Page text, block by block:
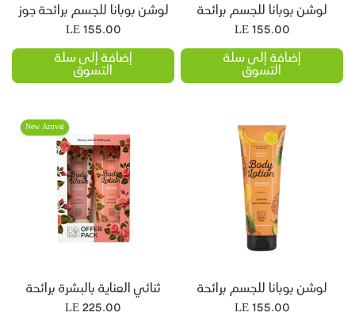
لوشن بوبانا للجسم برائحة
الورود البرية
LE 155.00
إضافة إلى سلة
التسوق
لوشن بوبانا للجسم برائحة جوز
الهند
LE 155.00
إضافة إلى سلة
التسوق
لوشن بوبانا للجسم برائحة
الفواكه الإستوائية
LE 155.00
ثنائي العناية بالبشرة برائحة
الورود البرية
LE 225.00
New Arrival